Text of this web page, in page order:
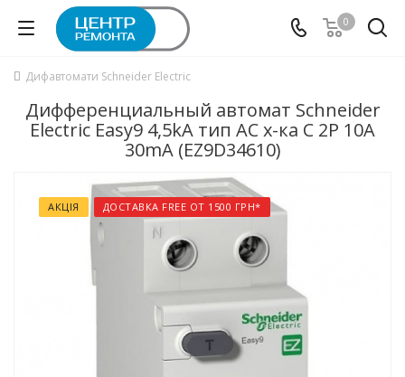
0
Дифавтомати Schneider Electric
Дифференциальный автомат Schneider
Electric Easy9 4,5kA тип АС х-ка C 2P 10А
30mA (EZ9D34610)
АКЦІЯ ДОСТАВКА FREE ОТ 1500 ГРН*